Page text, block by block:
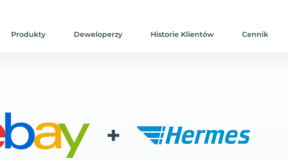
Produkty Deweloperzy Historie Klientów Cennik
+